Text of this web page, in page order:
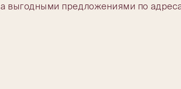
выгодными предложениями по